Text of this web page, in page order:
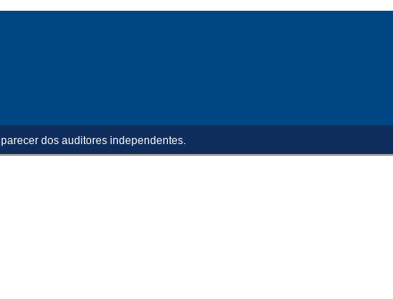
dos auditores independentes.